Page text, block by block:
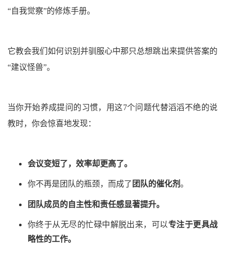
“自我觉察”的修炼手册。
它教会我们如何识别并驯服心中那只总想跳出来提供答案的
“建议怪兽”。
当你开始养成提问的习惯，用这7个问题代替滔滔不绝的说
教时，你会惊喜地发现：
会议变短了，效率却更高了。
你不再是团队的瓶颈，而成了 团队的催化剂。
团队成员的自主性和责任感显著提升。
你终于从无尽的忙碌中解脱出来，可以 专注于更具战
略性的工作。